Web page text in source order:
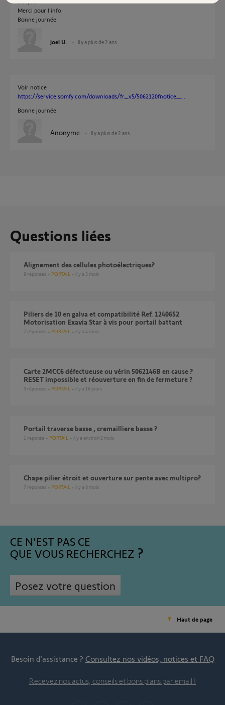
Merci pour l’info
Bonne journée
joel U. il y a plus de 2 ans
Voir notice
https://service.somfy.com/downloads/fr_v5/5062120fnotice_...
Bonne journée
Anonyme il y a plus de 2 ans
Questions liées
Alignement des cellules photoélectriques?
8 réponses PORTAIL il y a 3 mois
Piliers de 10 en galva et compatibilité Ref. 1240652
Motorisation Exavia Star à vis pour portail battant
7 réponses PORTAIL il y a 4 mois
Carte 2MCC6 défectueuse ou vérin 5062146B en cause ?
RESET impossible et réouverture en fin de fermeture ?
5 réponses PORTAIL il y a 16 jours
portail traverse basse , cremailliere basse ?
1 réponse PORTAIL il y a environ 2 mois
Chape pilier étroit et ouverture sur pente avec multipro?
7 réponses PORTAIL il y a 8 mois
CE N'EST PAS CE
QUE VOUS RECHERCHEZ
Posez votre question
Haut de page
Besoin d’assistance ? Consultez nos vidéos, notices et FAQ
Recevez nos actus, conseils et bons plans par email !